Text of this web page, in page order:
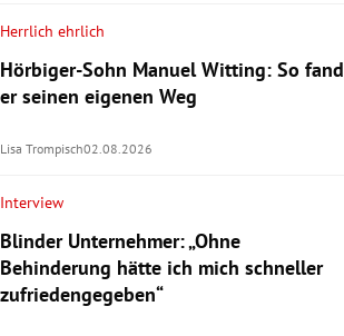
Herrlich ehrlich
Hörbiger-Sohn Manuel Witting: So fand
er seinen eigenen Weg
Lisa Trompisch02.08.2026
Interview
Blinder Unternehmer: „Ohne
Behinderung hätte ich mich schneller
zufriedengegeben“